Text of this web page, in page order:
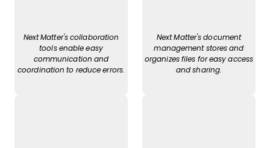
Next Matter's collaboration
tools enable easy
communication and
coordination to reduce errors.
Next Matter's document
management stores and
organizes files for easy access
and sharing.